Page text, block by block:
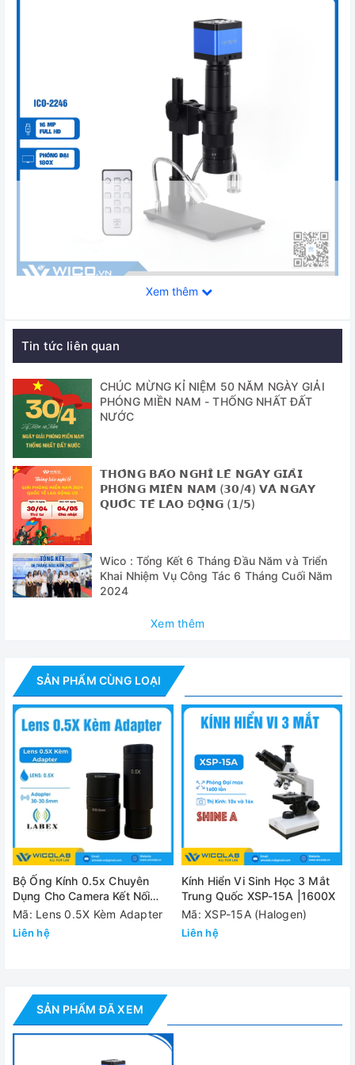
Tính năng nổi bật
Cảm biến hình ảnh: Cảm biến CMOS 16MP 1 / 2.3 ''
Kích thước pixel: 1,43x1,43um
Tốc độ khung hình: 60fps
Định dạng video: MP4
Độ phóng đại kỹ thuật số: zoom kỹ thuật số gấp 5 lần
Kiểm soát độ sáng: Tự động / thủ công
Phim và ghi âm: Hỗ trợ
Giao diện HDMI: Đầu ra HDMI tiêu chuẩn (Loại A)
Giao diện USB: Giao diện USB2.0 tiêu chuẩn (Loại B)
Khoảng cách làm việc: 95mm-115mm
Tỷ lệ thu phóng: 6,5: 1
Công suất phóng đại vật kính: 0,7 - 4,5 lần (khoảng 10 -
180 lần trên màn hình)
Kích thước: 180mm (L) * 50mm (DIA)
Cung cấp bao gồm
- 01 dòng USB
- 01 Phần mềm DISC
Xem thêm
Tin tức liên quan
CHÚC MỪNG KỈ NIỆM 50 NĂM NGÀY GIẢI
PHÓNG MIỀN NAM - THỐNG NHẤT ĐẤT
NƯỚC
𝗧𝗛𝗢̂𝗡𝗚 𝗕𝗔́𝗢 𝗡𝗚𝗛𝗜̉ 𝗟𝗘̂̃ 𝗡𝗚𝗔̀𝗬 𝗚𝗜𝗔̉𝗜
𝗣𝗛𝗢́𝗡𝗚 𝗠𝗜𝗘̂̀𝗡 𝗡𝗔𝗠 (𝟯𝟬/𝟰) 𝗩𝗔̀ 𝗡𝗚𝗔̀𝗬
𝗤𝗨𝗢̂́𝗖 𝗧𝗘̂́ 𝗟𝗔𝗢 Đ𝗢̣̂𝗡𝗚 (𝟭/𝟱)
Wico : Tổng Kết 6 Tháng Đầu Năm và Triển
Khai Nhiệm Vụ Công Tác 6 Tháng Cuối Năm
2024
Xem thêm
SẢN PHẨM CÙNG LOẠI
Bộ Ống Kính 0.5x Chuyên
Dụng Cho Camera Kết Nối
Kính Hiển Vi
Mã: Lens 0.5X Kèm Adapter
Liên hệ
Kính Hiển Vi Sinh Học 3 Mắt
Trung Quốc XSP-15A |1600X
Mã: XSP-15A (Halogen)
Liên hệ
SẢN PHẨM ĐÃ XEM